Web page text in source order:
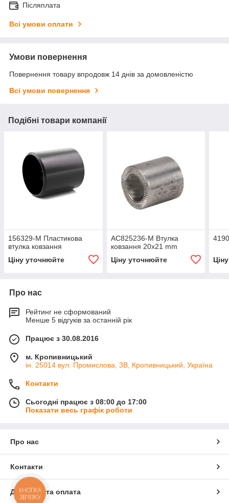
Післяплата
Всі умови оплати
Умови повернення
Повернення товару впродовж 14 днів за домовленістю
Всі умови повернення
Подібні товари компанії
156329-M Пластикова
втулка ковзання
Ціну уточнюйте
AC825236-M Втулка
ковзання 20х21 mm
Ціну уточнюйте
Про нас
Рейтинг не сформований
Менше 5 відгуків за останній рік
Працює з 30.08.2016
м. Кропивницький
ін. 25014 вул. Промислова, 3В, Кропивницький, Україна
Контакти
Сьогодні працює з 08:00 до 17:00
Показати весь графік роботи
Про нас
Контакти
Доставка та оплата
КНОПКА
ЗВ'ЯЗКУ